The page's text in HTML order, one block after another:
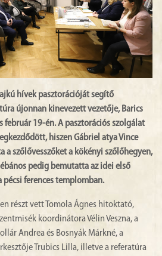
hívek pasztorációját segítő
újonnan kinevezett vezetője, Barics
február 19-én.A pasztorációs szolgálat
hiszen Gábriel atya Vince
a szőlővesszőket a kökényi szőlőhegyen,
pedig bemutatta az idei első
pécsi ferences templomban.
részt vett Tomola Ágnes hitoktató,
koordinátora Vélin Veszna, a
Andrea és Bosnyák Márkné, a
Trubics Lilla, illetve a referatúra